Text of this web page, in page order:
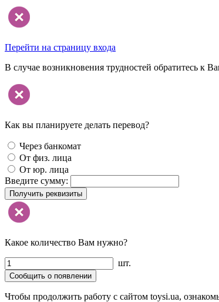
Перейти на страницу входа
В случае возникновения трудностей обратитесь к
Как вы планируете делать перевод?
Через банкомат
От физ. лица
От юр. лица
Введите сумму:
Получить реквизиты
Какое количество Вам нужно?
шт.
Сообщить о появлении
Чтобы продолжить работу с сайтом toysi.ua,